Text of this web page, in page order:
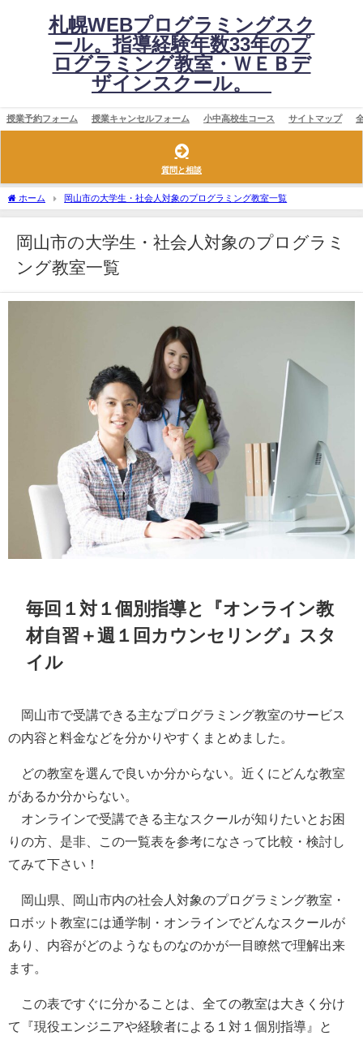
札幌WEBプログラミングスク
ール。指導経験年数33年のプ
ログラミング教室・ＷＥＢデ
ザインスクール。
授業予約フォーム 授業キャンセルフォーム 小中高校生コース サイトマップ
質問と相談
ホーム 岡山市の大学生・社会人対象のプログラミング教室一覧
岡山市の大学生・社会人対象のプログラミ
ング教室一覧
毎回１対１個別指導と『オンライン教
材自習＋週１回カウンセリング』スタ
イル
岡山市で受講できる主なプログラミング教室のサービス
の内容と料金などを分かりやすくまとめました。
どの教室を選んで良いか分からない。近くにどんな教室
があるか分からない。
オンラインで受講できる主なスクールが知りたいとお困
りの方、是非、この一覧表を参考になさって比較・検討し
てみて下さい！
岡山県、岡山市内の社会人対象のプログラミング教室・
ロボット教室には通学制・オンラインでどんなスクールが
あり、内容がどのようなものなのかが一目瞭然で理解出来
ます。
この表ですぐに分かることは、全ての教室は大きく分け
て『現役エンジニアや経験者による１対１個別指導 』と